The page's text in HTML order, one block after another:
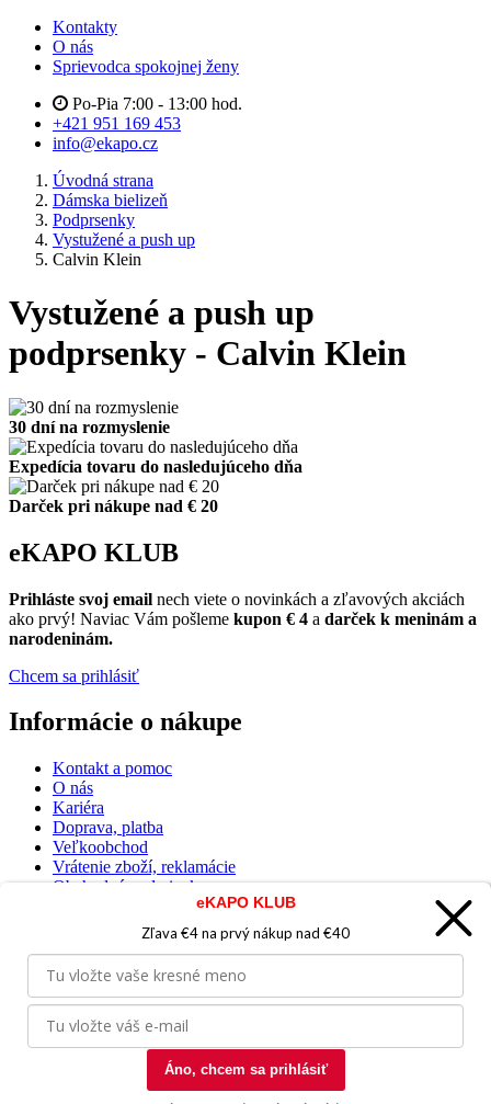
Kontakty
O nás
Sprievodca spokojnej ženy
Po-Pia 7:00 - 13:00 hod.
+421 951 169 453
info@ekapo.cz
Úvodná strana
Dámska bielizeň
Podprsenky
Vystužené a push up
Calvin Klein
Vystužené a push up
podprsenky - Calvin Klein
30 dní na rozmyslenie
Expedícia tovaru do nasledujúceho dňa
Darček pri nákupe nad € 20
eKAPO KLUB
Prihláste svoj email nech viete o novinkách a zľavových akciách
ako prvý! Naviac Vám pošleme kupon € 4 a darček k meninám a
narodeninám.
Chcem sa prihlásiť
Informácie o nákupe
Kontakt a pomoc
O nás
Kariéra
Doprava, platba
Veľkoobchod
Vrátenie zboží, reklamácie
Obchodné podmienky
Sprievodca spokojnej ženy
Staňte sa našim fanúšikom
Sme dôveryhodný obchod
eKAPO KLUB
Zľava €4 na prvý nákup nad €40
Áno, chcem sa prihlásiť